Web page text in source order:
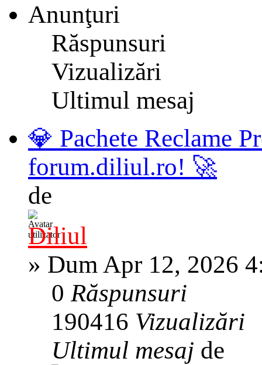
Anunţuri
Răspunsuri
Vizualizări
Ultimul mesaj
💎 Pachete Reclame
forum.diliul.ro! 🚀
de
Diliul
» Dum Apr 12, 2026
0Răspunsuri
190416 Vizualizări
Ultimul mesaj de